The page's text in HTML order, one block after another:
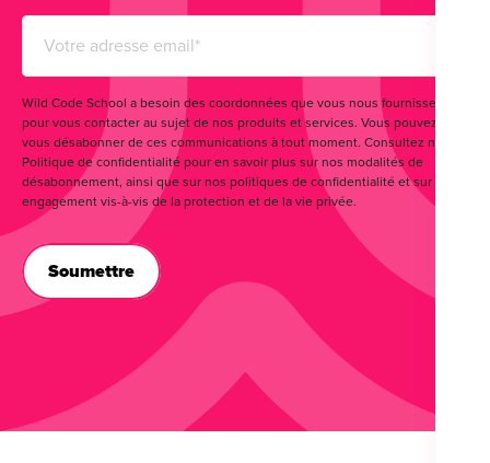
Wild Code School a besoin des coordonnées que vous nous fournissez
pour vous contacter au sujet de nos produits et services. Vous pouvez
vous désabonner de ces communications à tout moment. Consultez notre
Politique de confidentialité pour en savoir plus sur nos modalités de
désabonnement, ainsi que sur nos politiques de confidentialité et sur notre
engagement vis-à-vis de la protection et de la vie privée.